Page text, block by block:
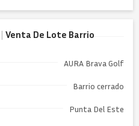
| Venta De Lote Barrio
AURA Brava Golf
Barrio cerrado
Punta Del Este